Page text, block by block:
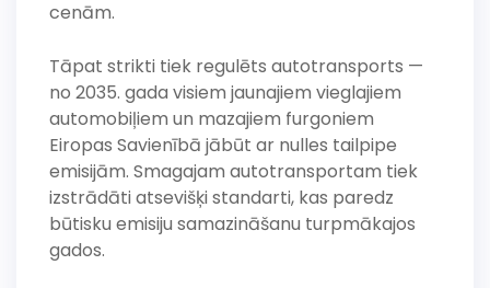
cenām.
Tāpat strikti tiek regulēts autotransports —
no 2035. gada visiem jaunajiem vieglajiem
automobiļiem un mazajiem furgoniem
Eiropas Savienībā jābūt ar nulles tailpipe
emisijām. Smagajam autotransportam tiek
izstrādāti atsevišķi standarti, kas paredz
būtisku emisiju samazināšanu turpmākajos
gados.